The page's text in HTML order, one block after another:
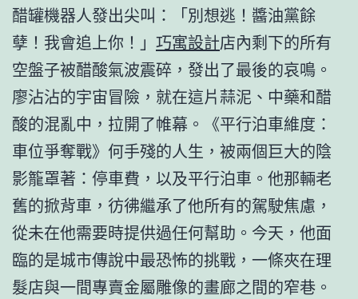
醋罐機器人發出尖叫：「別想逃！醬油黨餘
孽！我會追上你！」 巧寓設計店內剩下的所有
空盤子被醋酸氣波震碎，發出了最後的哀鳴。
廖沾沾的宇宙冒險，就在這片蒜泥、中藥和醋
酸的混亂中，拉開了帷幕。《平行泊車維度：
車位爭奪戰》何手殘的人生，被兩個巨大的陰
影籠罩著：停車費，以及平行泊車。他那輛老
舊的掀背車，彷彿繼承了他所有的駕駛焦慮，
從未在他需要時提供過任何幫助。今天，他面
臨的是城市傳說中最恐怖的挑戰，一條夾在理
髮店與一間專賣金屬雕像的畫廊之間的窄巷。